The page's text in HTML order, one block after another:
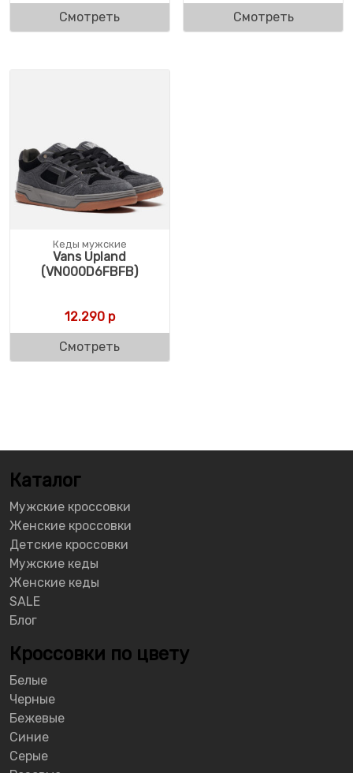
Смотреть
Смотреть
Кеды мужские
Vans Upland
(VN000D6FBFB)
12.290р
Смотреть
Каталог
Мужские кроссовки
Женские кроссовки
Детские кроссовки
Мужские кеды
Женские кеды
SALE
Блог
Кроссовки по цвету
Белые
Черные
Бежевые
Синие
Серые